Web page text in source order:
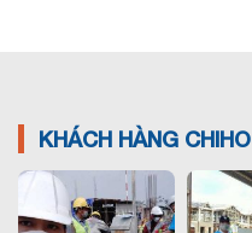
KHÁCH HÀNG CHIHO